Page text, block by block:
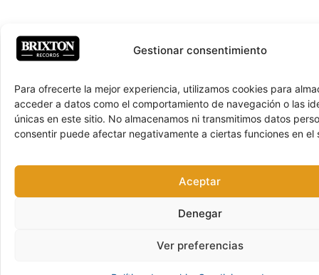
Gestionar consentimiento
Para ofrecerte la mejor experiencia, utilizamos cookies para
acceder a datos como el comportamiento de navegación o las
únicas en este sitio. No almacenamos ni transmitimos datos
consentir puede afectar negativamente a ciertas funciones en el
Aceptar
Denegar
Ver preferencias